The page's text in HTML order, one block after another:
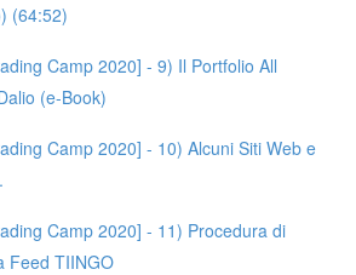
(64:52)
Camp 2020] - 9) Il Portfolio All
(e-Book)
Camp 2020] - 10) Alcuni Siti Web e
Camp 2020] - 11) Procedura di
Feed TIINGO